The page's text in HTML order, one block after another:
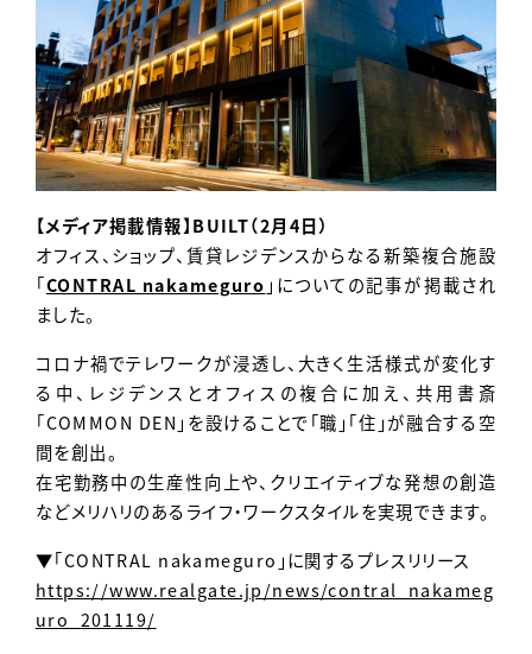
【メディア掲載情報】BUILT（2月4日）
オフィス、ショップ、賃貸レジデンスからなる新築複合施設
「CONTRAL nakameguro 」についての記事が掲載され
ました。
コロナ禍でテレワークが浸透し、大きく生活様式が変化す
る中、レジデンスとオフィスの複合に加え、共用書斎
「COMMON DEN」を設けることで「職」「住」が融合する空
間を創出。
在宅勤務中の生産性向上や、クリエイティブな発想の創造
などメリハリのあるライフ・ワークスタイルを実現できます。
▼「CONTRAL nakameguro」に関するプレスリリース
https://www.realgate.jp/news/contral_nakameg
uro_201119/